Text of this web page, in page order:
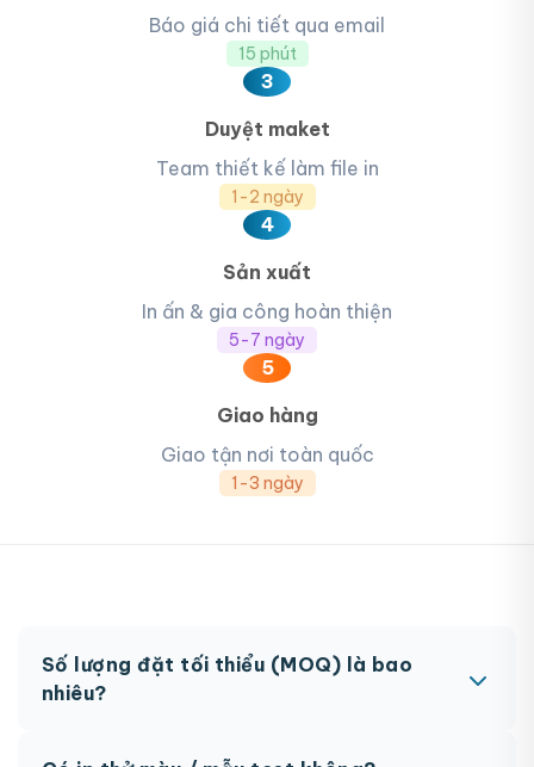
Báo giá chi tiết qua email
15 phút
3
Duyệt maket
Team thiết kế làm file in
1-2 ngày
4
Sản xuất
In ấn & gia công hoàn thiện
5-7 ngày
5
Giao hàng
Giao tận nơi toàn quốc
1-3 ngày
Số lượng đặt tối thiểu (MOQ) là bao
nhiêu?